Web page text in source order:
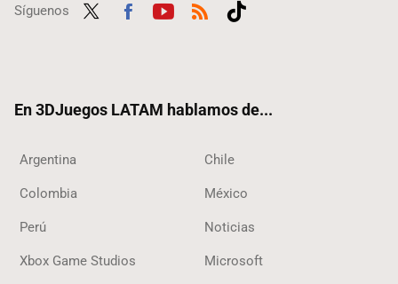
Síguenos
En 3DJuegos LATAM hablamos de...
Argentina Chile
Colombia México
Perú Noticias
Xbox Game Studios Microsoft